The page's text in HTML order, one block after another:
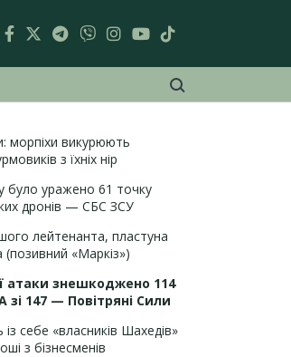
морпіхи викурюють
з їхніх нір
було уражено 61 точку
дронів — СБС ЗСУ
лейтенанта, пластуна
(позивний «Маркіз»)
атаки знешкоджено 114
147 — Повітряні Сили
себе «власників Шахедів»
з бізнесменів